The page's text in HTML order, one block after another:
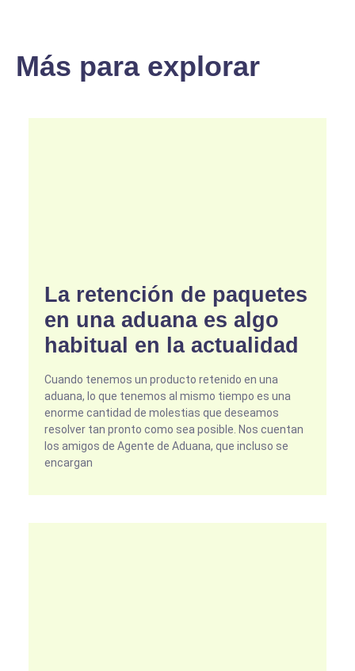
Más para explorar
La retención de paquetes
en una aduana es algo
habitual en la actualidad
Cuando tenemos un producto retenido en una
aduana, lo que tenemos al mismo tiempo es una
enorme cantidad de molestias que deseamos
resolver tan pronto como sea posible. Nos cuentan
los amigos de Agente de Aduana, que incluso se
encargan